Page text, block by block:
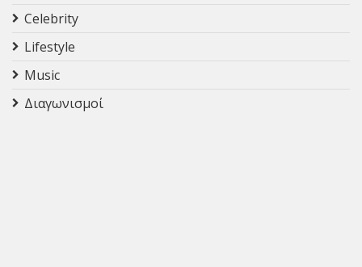
Celebrity
Lifestyle
Music
Διαγωνισμοί